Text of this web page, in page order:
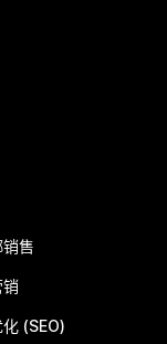
售
销
(SEO)